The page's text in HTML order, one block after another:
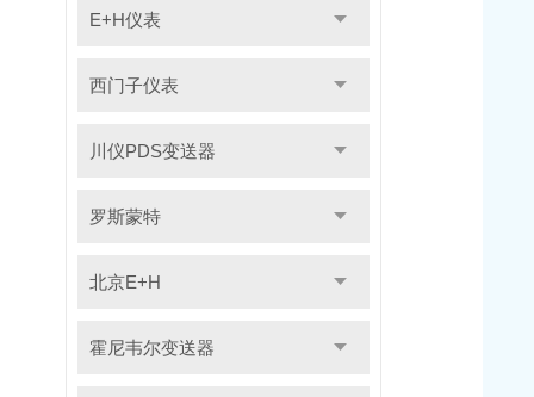
E+H仪表
西门子仪表
川仪PDS变送器
罗斯蒙特
北京E+H
霍尼韦尔变送器